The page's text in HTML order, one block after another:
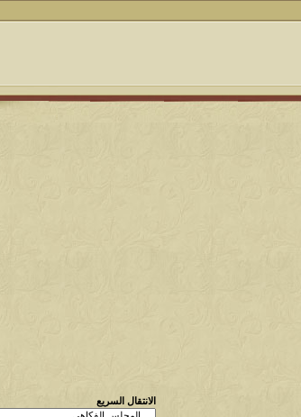
الانتقال السريع